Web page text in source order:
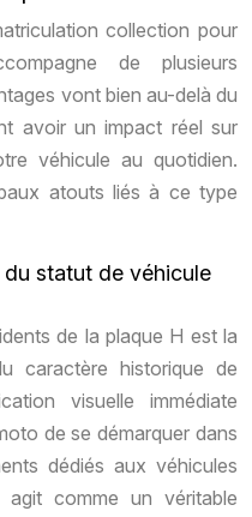
collection pour
de plusieurs
vont bien au-delà du
avoir un impact réel sur
véhicule au quotidien.
atouts liés à ce type
statut de véhicule
de la plaque H est la
caractère historique de
visuelle immédiate
de se démarquer dans
dédiés aux véhicules
agit comme un véritable